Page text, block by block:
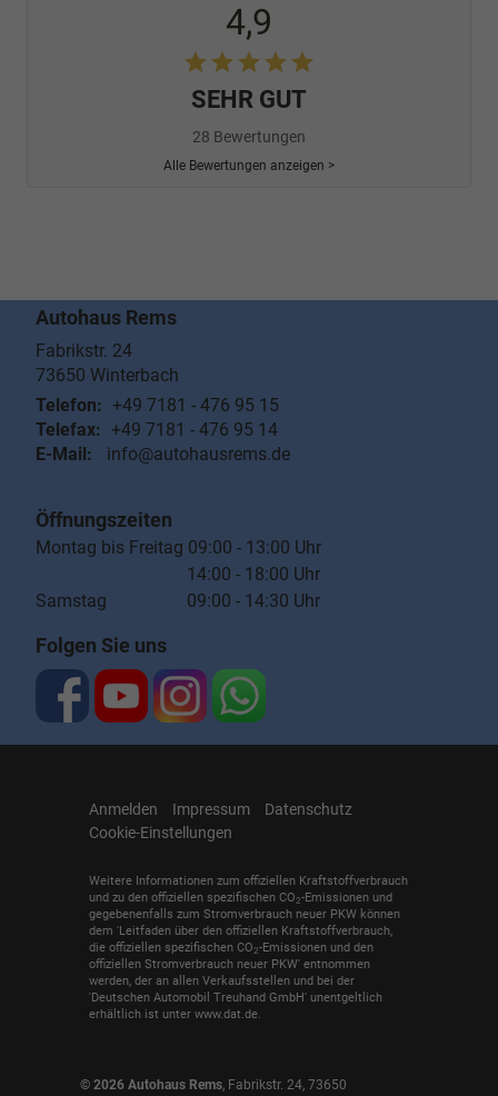
4,9
SEHR GUT
28 Bewertungen
Alle Bewertungen anzeigen >
Autohaus Rems
Fabrikstr. 24
73650 Winterbach
Telefon: +49 7181 - 476 95 15
Telefax: +49 7181 - 476 95 14
E-Mail:
info@autohausrems.de
Öffnungszeiten
Montag bis Freitag 09:00 - 13:00 Uhr
14:00 - 18:00 Uhr
Samstag 09:00 - 14:30 Uhr
Folgen Sie uns
Anmelden Impressum
Datenschutz
Cookie-Einstellungen
Weitere Informationen zum offiziellen Kraftstoffverbrauch
und zu den offiziellen spezifischen CO2-Emissionen und
gegebenenfalls zum Stromverbrauch neuer PKW können
dem 'Leitfaden über den offiziellen Kraftstoffverbrauch,
die offiziellen spezifischen CO2-Emissionen und den
offiziellen Stromverbrauch neuer PKW' entnommen
werden, der an allen Verkaufsstellen und bei der
'Deutschen Automobil Treuhand GmbH' unentgeltlich
erhältlich ist unter www.dat.de.
© 2026 Autohaus Rems, Fabrikstr. 24, 73650